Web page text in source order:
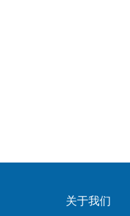
关于我们